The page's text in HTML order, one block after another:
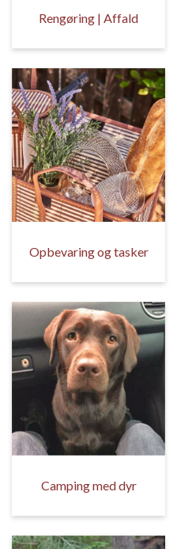
Rengøring | Affald
Opbevaring og tasker
Camping med dyr